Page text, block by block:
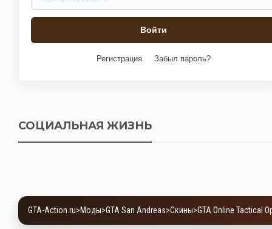
Регистрация Забыл пароль?
СОЦИАЛЬНАЯ ЖИЗНЬ
GTA-Action.ru>Моды>GTA San Andreas>Скины>GTA Online Tactical